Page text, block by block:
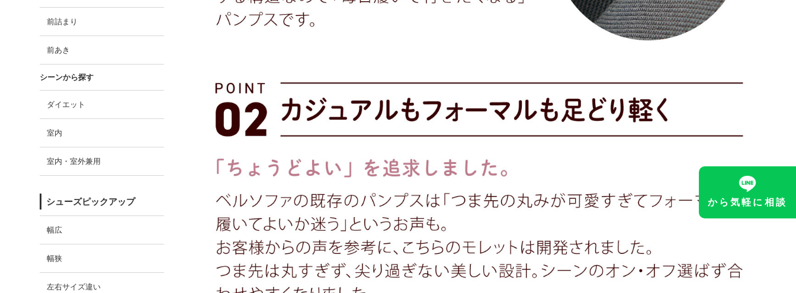
前詰まり
前あき
シーンから探す
ダイエット
室内
室内・室外兼用
シューズピックアップ
幅広
幅狭
左右サイズ違い
から気軽に相談